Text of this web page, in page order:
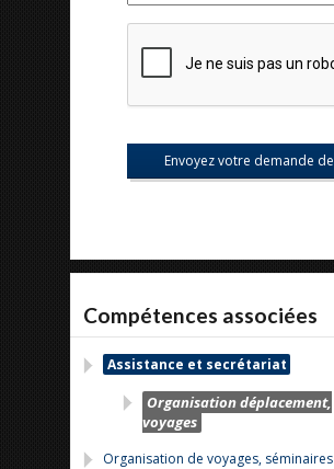
Compétences associées
Assistance et secrétariat
Organisation déplacement,
voyages
Organisation de voyages, séminaires